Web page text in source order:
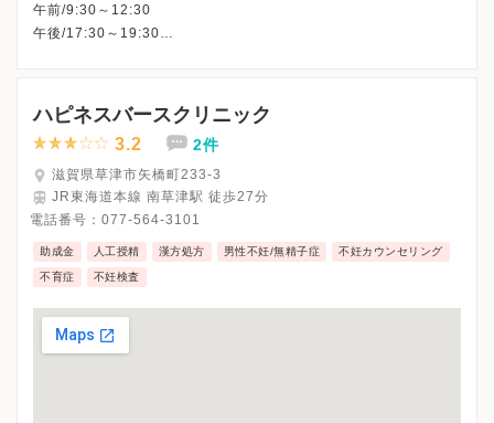
午前/9:30～12:30
午後/17:30～19:30
ハピネスバースクリニック
3.2 2件
滋賀県草津市矢橋町233-3
JR東海道本線 南草津駅 徒歩27分
電話番号： 077-564-3101
助成金 人工授精 漢方処方 男性不妊/無精子症 不妊カウンセリング
不育症 不妊検査